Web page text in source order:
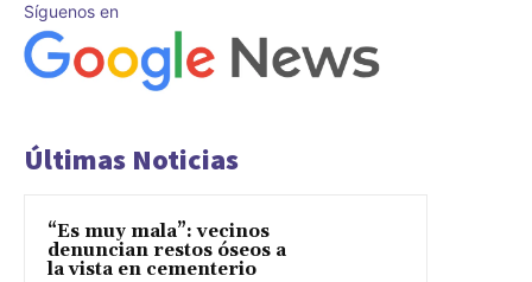
Síguenos en
Últimas Noticias
“Es muy mala”: vecinos
denuncian restos óseos a
la vista en cementerio